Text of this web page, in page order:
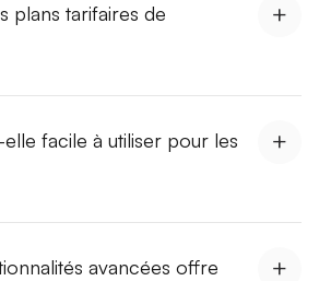
plans tarifaires de
facile à utiliser pour les
avancées offre